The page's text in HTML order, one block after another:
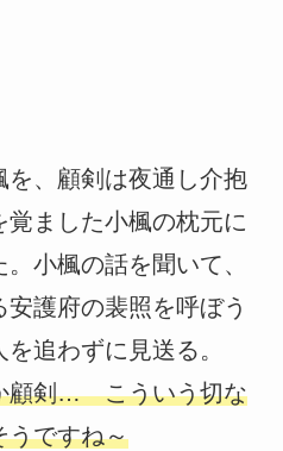
を、顧剣は夜通し介抱
ました小楓の枕元に
小楓の話を聞いて、
護府の裴照を呼ぼう
追わずに見送る。
顧剣… こういう切な
うですね～